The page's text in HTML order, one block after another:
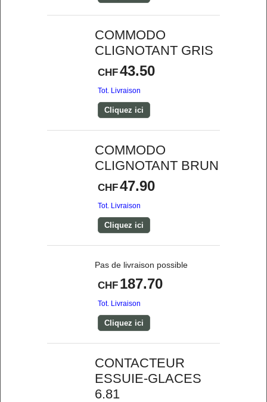
COMMODO
CLIGNOTANT GRIS
CHF43.50
Tot. Livraison
Cliquez ici
COMMODO
CLIGNOTANT BRUN
CHF47.90
Tot. Livraison
Cliquez ici
Pas de livraison possible
CHF 187.70
Tot. Livraison
Cliquez ici
CONTACTEUR
ESSUIE-GLACES
6.81